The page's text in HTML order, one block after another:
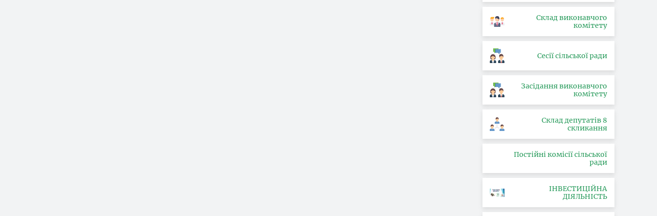
Склад виконавчого
комітету
Сесії сільської ради
Засідання виконавчого
комітету
Склад депутатів 8
скликання
Постійні комісії сільської
ради
ІНВЕСТИЦІЙНА
ДІЯЛЬНІСТЬ